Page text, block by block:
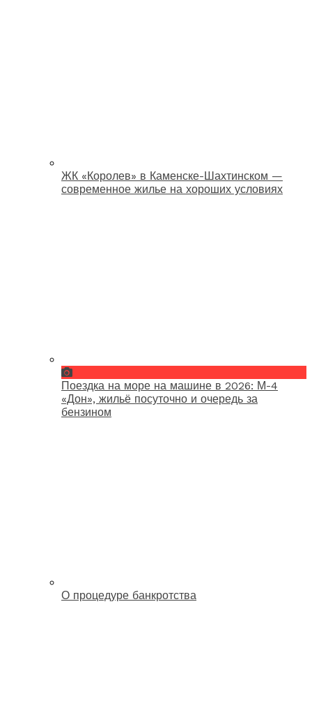
ЖК «Королев» в Каменске-Шахтинском —
современное жилье на хороших условиях
Поездка на море на машине в 2026: М-4
«Дон», жильё посуточно и очередь за
бензином
О процедуре банкротства